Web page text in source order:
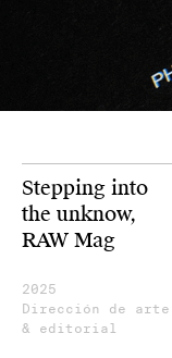
Stepping into
the unknow,
RAW Mag
2025
Dirección de arte
& editorial